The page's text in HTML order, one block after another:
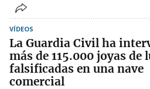
VÍDEOS
La Guardia Civil ha
más de 115.000 joyas de
falsificadas en una nave
comercial